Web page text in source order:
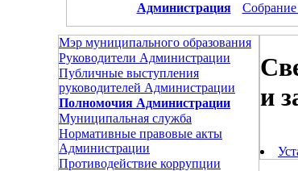
Администрация Собрание
Мэр муниципального образования
Руководители Администрации
Публичные выступления
руководителей Администрации
Полномочия Администрации
Муниципальная служба
Нормативные правовые акты
Администрации
Противодействие коррупции
и